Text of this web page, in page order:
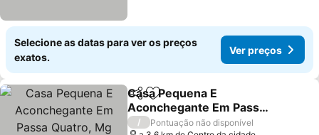
Selecione as datas para ver os preços
exatos.
Ver preços
PartilharAdicionar aos favoritos
Casa Pequena E
Aconchegante Em Passa
Quatro, Mg
Ver preços
/
Pontuação não disponível